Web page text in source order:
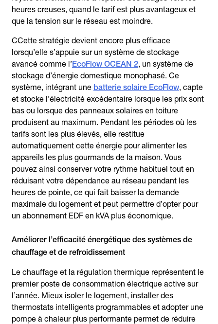
heures creuses, quand le tarif est plus avantageux et
que la tension sur le réseau est moindre.
CCette stratégie devient encore plus efficace
lorsqu’elle s’appuie sur un système de stockage
avancé comme l’EcoFlow OCEAN 2, un système de
stockage d’énergie domestique monophasé. Ce
système, intégrant une batterie solaire EcoFlow, capte
et stocke l’électricité excédentaire lorsque les prix sont
bas ou lorsque des panneaux solaires en toiture
produisent au maximum. Pendant les périodes où les
tarifs sont les plus élevés, elle restitue
automatiquement cette énergie pour alimenter les
appareils les plus gourmands de la maison. Vous
pouvez ainsi conserver votre rythme habituel tout en
réduisant votre dépendance au réseau pendant les
heures de pointe, ce qui fait baisser la demande
maximale du logement et peut permettre d’opter pour
un abonnement EDF en kVA plus économique.
Améliorer l’efficacité énergétique des systèmes de
chauffage et de refroidissement
Le chauffage et la régulation thermique représentent le
premier poste de consommation électrique active sur
l’année. Mieux isoler le logement, installer des
thermostats intelligents programmables et adopter une
pompe à chaleur plus performante permet de réduire